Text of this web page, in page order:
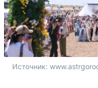
Источник: